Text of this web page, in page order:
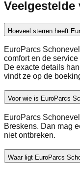
Veelgestelde
Hoeveel sterren heeft
EuroParcs
comfort en de
De exacte details
vindt ze op de
Voor wie is EuroParcs
EuroParcs
Breskens. Dan mag
niet ontbreken.
Waar ligt EuroParcs